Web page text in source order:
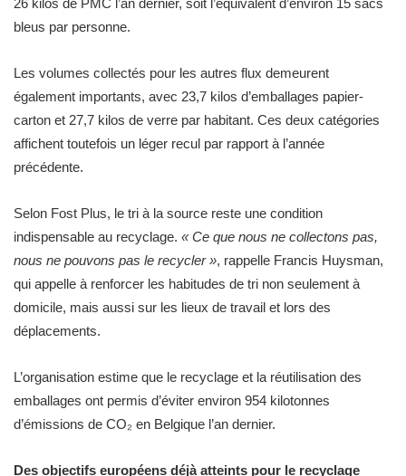
26 kilos de PMC l’an dernier, soit l’équivalent d’environ 15 sacs
bleus par personne.
Les volumes collectés pour les autres flux demeurent
également importants, avec 23,7 kilos d’emballages papier-
carton et 27,7 kilos de verre par habitant. Ces deux catégories
affichent toutefois un léger recul par rapport à l’année
précédente.
Selon Fost Plus, le tri à la source reste une condition
indispensable au recyclage. « Ce que nous ne collectons pas,
nous ne pouvons pas le recycler », rappelle Francis Huysman,
qui appelle à renforcer les habitudes de tri non seulement à
domicile, mais aussi sur les lieux de travail et lors des
déplacements.
L’organisation estime que le recyclage et la réutilisation des
emballages ont permis d’éviter environ 954 kilotonnes
d’émissions de CO₂ en Belgique l’an dernier.
Des objectifs européens déjà atteints pour le recyclage